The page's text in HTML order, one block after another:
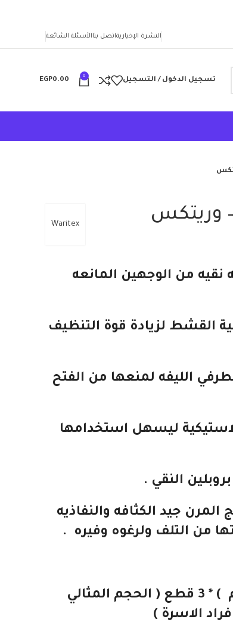
النشرة الإخباريةاتصل بناالأسئلة الشائعة
تسجيل الدخول / التسجيل
0
EGP0.00
Waritex وريتكس
من الوجهين المانعه
القشط لزيادة قوة التنظيف
الليفه لمنعها من الفتح
ليسهل استخدامها
النقي .
جيد الكثافه والنفاذيه
من التلف ولرغوه وفيره .
( الحجم المثالي
الاسرة )